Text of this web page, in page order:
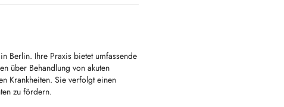
Berlin. Ihre Praxis bietet umfassende
über Behandlung von akuten
Krankheiten. Sie verfolgt einen
zu fördern.